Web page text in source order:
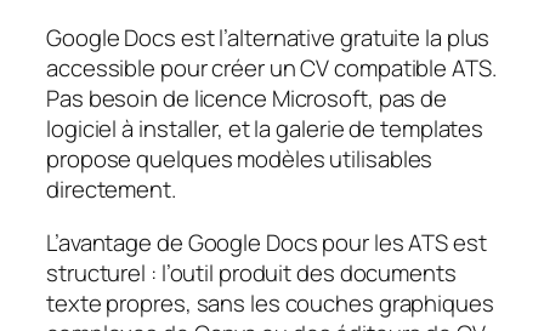
Google Docs est l’alternative gratuite la plus
accessible pour créer un CV compatible ATS.
Pas besoin de licence Microsoft, pas de
logiciel à installer, et la galerie de templates
propose quelques modèles utilisables
directement.
L’avantage de Google Docs pour les ATS est
structurel : l’outil produit des documents
texte propres, sans les couches graphiques